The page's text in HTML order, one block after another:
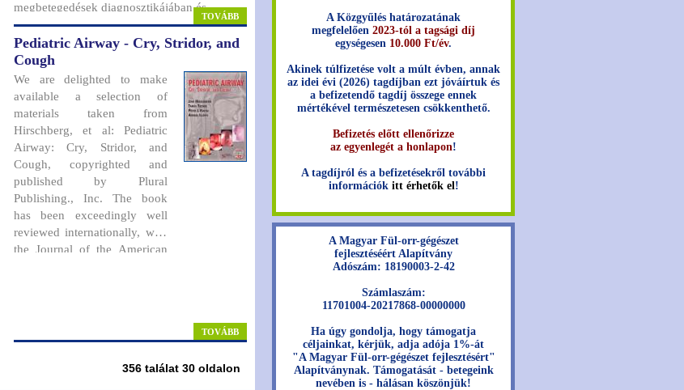
megbetegedések diagnosztikájában és
therápiájában, irányt mutatva az újabb
potenciális kutatási területek felé.
TOVÁBB
Pediatric Airway - Cry, Stridor, and
Cough
We are delighted to make
available a selection of
materials taken from
Hirschberg, et al: Pediatric
Airway: Cry, Stridor, and
Cough, copyrighted and
published by Plural
Publishing., Inc. The book
has been exceedingly well
reviewed internationally, with
the Journal of the American
'It is a very well
TOVÁBB
356 találat 30 oldalon
A Közgyűlés határozatának
megfelelően2023-tól a tagsági díj
egységesen 10.000 Ft/év.
Akinek túlfizetése volt a múlt évben, annak
az idei évi (2026) tagdíjban ezt jóváírtuk és
a befizetendő tagdíj összege ennek
mértékével természetesen csökkenthető.
Befizetés előtt ellenőrizze
az egyenlegét a honlapon!
A tagdíjról és a befizetésekről további
információk itt érhetők el!
A Magyar Fül-orr-gégészet
fejlesztéséért Alapítvány
Adószám: 18190003-2-42
Számlaszám:
11701004-20217868-00000000
Ha úgy gondolja, hogy támogatja
céljainkat, kérjük, adja adója 1%-át
"A Magyar Fül-orr-gégészet fejlesztésért"
Alapítványnak. Támogatását - betegeink
nevében is - hálásan köszönjük!